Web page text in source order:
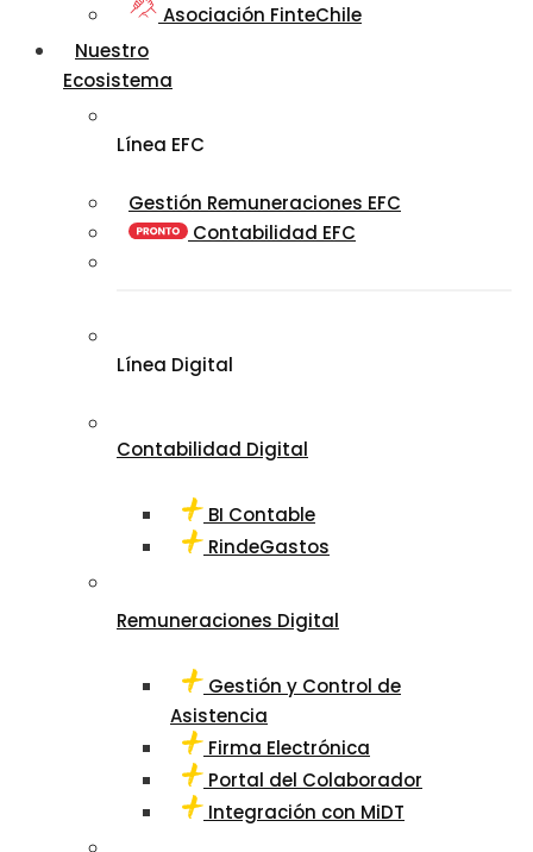
Asociación FinteChile
Nuestro
Ecosistema
Línea EFC
Gestión Remuneraciones EFC
Contabilidad EFC
Línea Digital
Contabilidad Digital
BI Contable
RindeGastos
Remuneraciones Digital
Gestión y Control de
Asistencia
Firma Electrónica
Portal del Colaborador
Integración con MiDT